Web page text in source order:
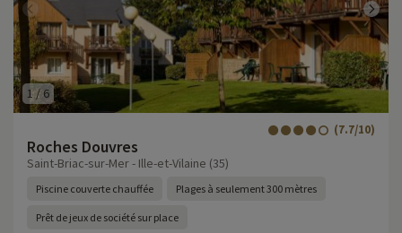
1/ 6
Roches Douvres
(7.7/10)
Saint-Briac-sur-Mer - Ille-et-Vilaine (35)
Piscine couverte chauffée Plages à seulement 300 mètres
Prêt de jeux de société sur place